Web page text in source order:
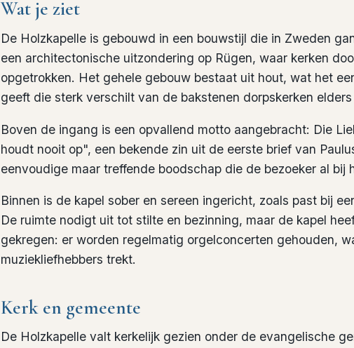
Wat je ziet
De Holzkapelle is gebouwd in een bouwstijl die in Zweden
een architectonische uitzondering op Rügen, waar kerken
opgetrokken. Het gehele gebouw bestaat uit hout, wat het
geeft die sterk verschilt van de bakstenen dorpskerken
Boven de ingang is een opvallend motto aangebracht: Die
houdt nooit op", een bekende zin uit de eerste brief van
eenvoudige maar treffende boodschap die de bezoeker al bij
Binnen is de kapel sober en sereen ingericht, zoals past bij
De ruimte nodigt uit tot stilte en bezinning, maar de kapel
gekregen: er worden regelmatig orgelconcerten gehouden,
muziekliefhebbers trekt.
Kerk en gemeente
De Holzkapelle valt kerkelijk gezien onder de evangelische